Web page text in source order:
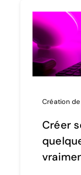
Création
Créer